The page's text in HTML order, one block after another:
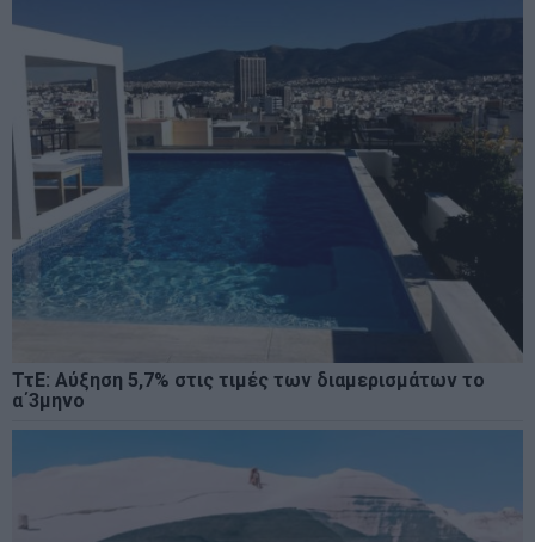
ΤτΕ: Αύξηση 5,7% στις τιμές των διαμερισμάτων το
α΄3μηνο